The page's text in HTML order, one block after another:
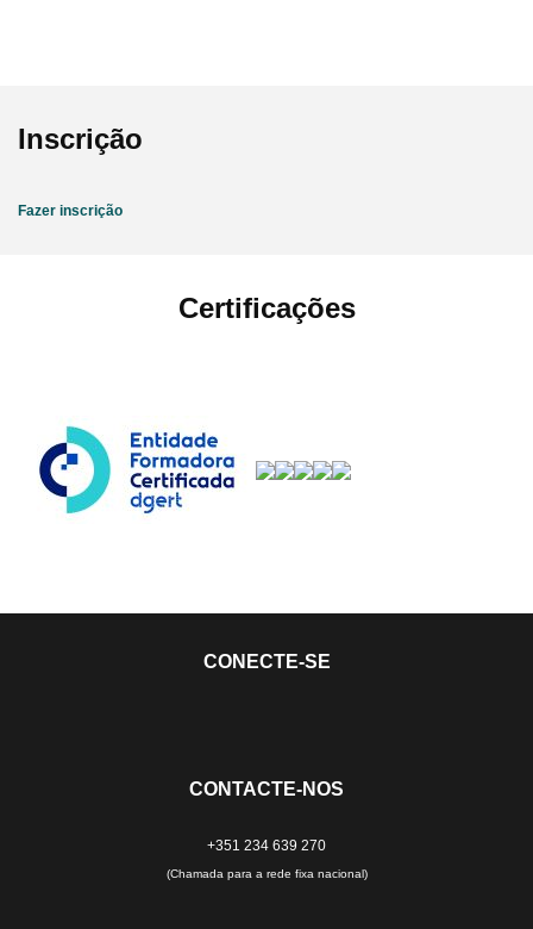
Inscrição
Fazer inscrição
Certificações
CONECTE-SE
CONTACTE-NOS
+351 234 639 270
(Chamada para a rede fixa nacional)